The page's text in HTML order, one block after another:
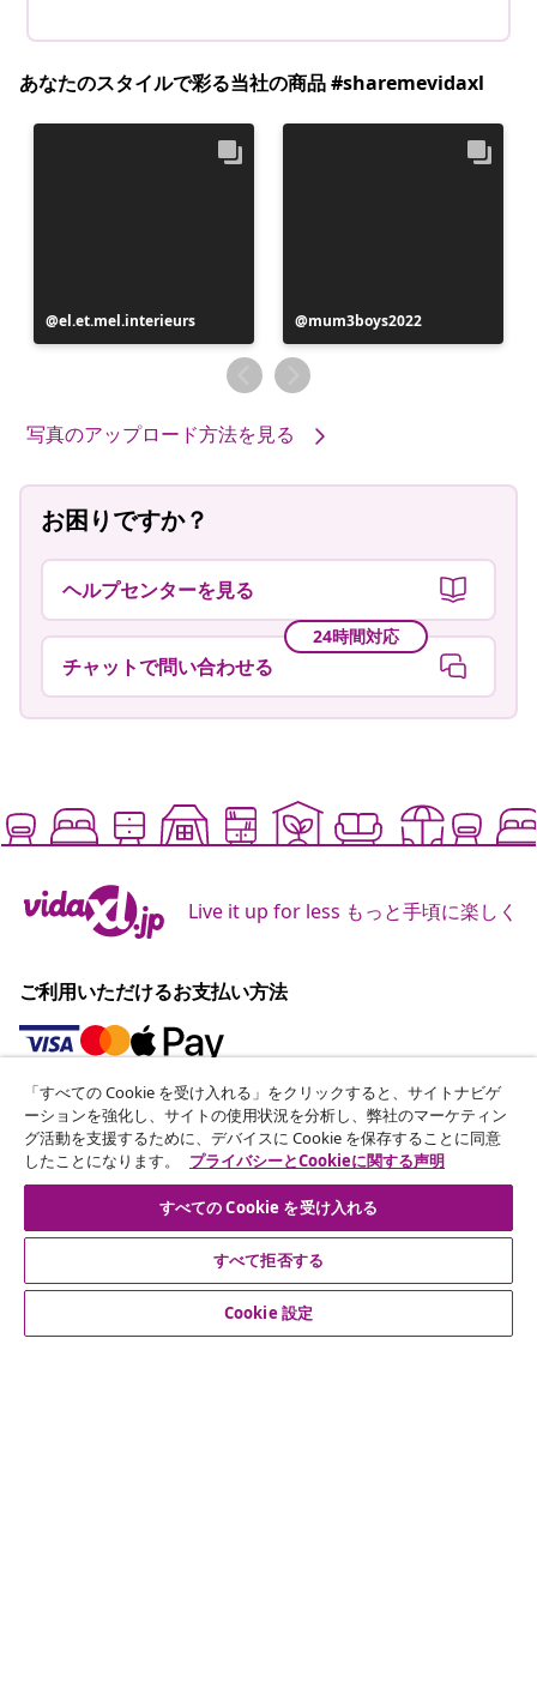
あなたのスタイルで彩る当社の商品 #sharemevidaxl
投
稿
el.et.mel.interieurs
投
稿
者
mum3boys2022
写真のアップロード方法を見る
お困りですか？
ヘルプセンターを見る
24時間対応
チャットで問い合わせる
Live it up for less もっと手頃に楽しく
ご利用いただけるお支払い方法
ニュースレターに登録する
70万人以上のユーザーと一緒に、vidaXLから毎週のお得
な情報や季節限定セール、新着情報を受け取りましょう。
公式SNSアカウント
「すべての Cookie を受け入れる」をクリックすると、サイトナビゲ
ーションを強化し、サイトの使用状況を分析し、弊社のマーケティン
グ活動を支援するために、デバイスに Cookie を保存することに同意
したことになります。
プライバシーとCookieに関する声明
すべての Cookie を受け入れる
すべて拒否する
Cookie 設定